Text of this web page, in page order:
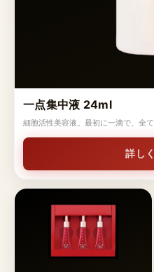
一点集中液 24ml
細胞活性美容液。最初に一滴で、全
詳し